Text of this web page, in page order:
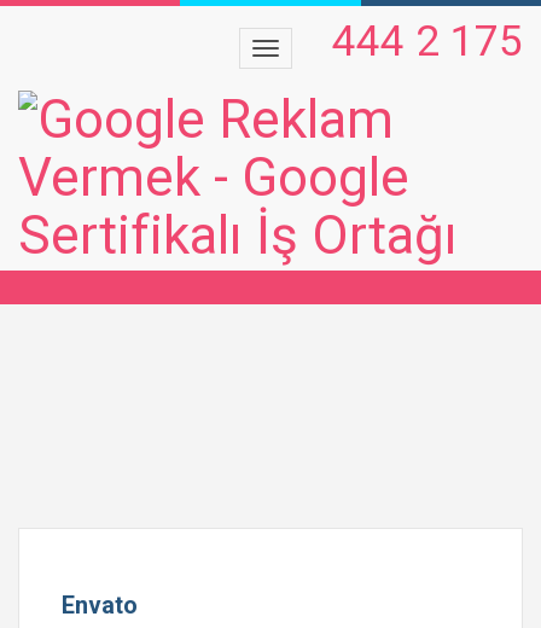
444 2 175
ENVATO
Envato